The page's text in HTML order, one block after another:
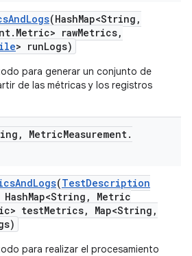
AndLogs(HashMap<String ,
. Metric> rawMetrics,
> runLogs)
para generar un conjunto de
de las métricas y los registros
, MetricMeasurement.
AndLogs(TestDescription
HashMap<String ,
Metric
testMetrics, Map<String ,
para realizar el procesamiento